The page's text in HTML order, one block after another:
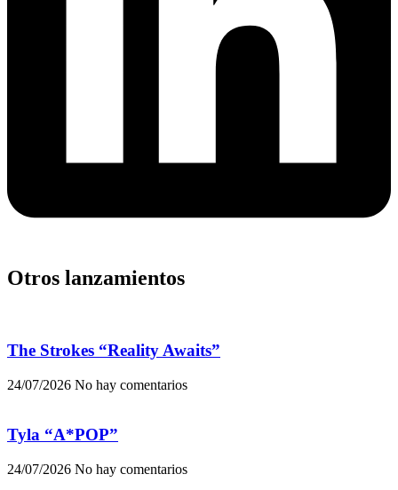
Otros lanzamientos
The Strokes “Reality Awaits”
24/07/2026 No hay comentarios
Tyla “A*POP”
24/07/2026 No hay comentarios